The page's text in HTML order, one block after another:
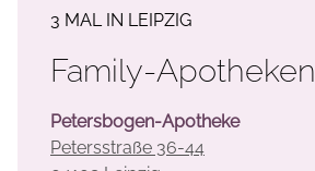
3 MAL IN LEIPZIG
Family-Apotheken
Petersbogen-Apotheke
Petersstraße 36-44